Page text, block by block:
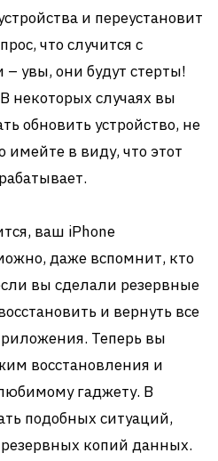
и переустановит
что случится с
увы, они будут стерты!
В некоторых случаях вы
обновить устройство, не
имейте в виду, что этот
ваш iPhone
даже вспомнит, кто
вы сделали резервные
и вернуть все
Теперь вы
восстановления и
гаджету. В
подобных ситуаций,
копий данных.